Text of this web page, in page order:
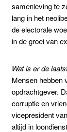
samenleving te
lang in het
de electorale
in de groei van
Wat is er de
Mensen hebben
opdrachtgever.
corruptie en
vicepresident
altijd in